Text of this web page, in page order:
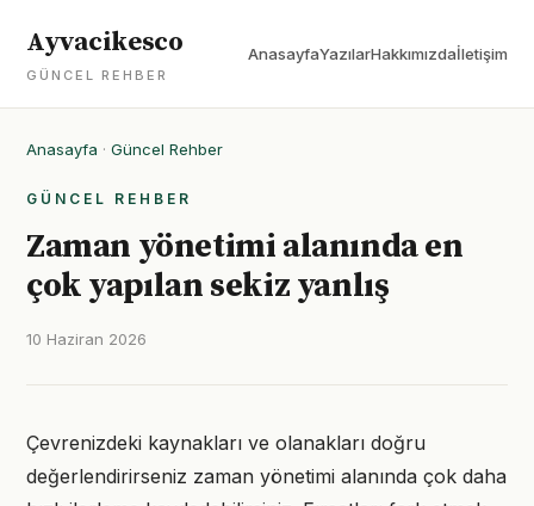
Ayvacikesco
GÜNCEL REHBER
AnasayfaYazılarHakkımızdaİletişim
Anasayfa · Güncel Rehber
GÜNCEL REHBER
Zaman yönetimi alanında en
çok yapılan sekiz yanlış
10 Haziran 2026
Çevrenizdeki kaynakları ve olanakları doğru
değerlendirirseniz zaman yönetimi alanında çok daha